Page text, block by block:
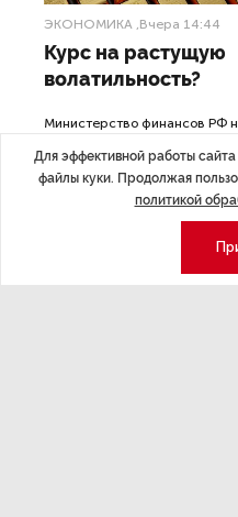
ЭКОНОМИКА ,Вчера 14:44
Курс на растущую
волатильность?
Министерство финансов РФ
Для эффективной работы
файлы куки. Продолжая
политикой